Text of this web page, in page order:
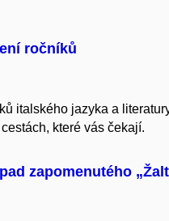
ročníků
italského jazyka a
které vás čekají.
zapomenutého